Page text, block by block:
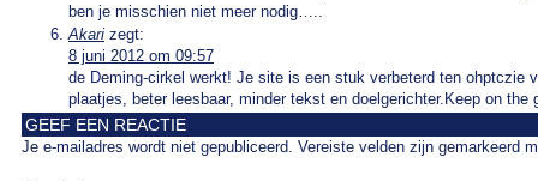
ben je misschien niet meer nodig…..
Akari zegt:
8 juni 2012 om 09:57
de Deming-cirkel werkt! Je site is een stuk verbeterd ten ohptczie
plaatjes, beter leesbaar, minder tekst en doelgerichter.Keep on the
GEEF EEN REACTIE
Je e-mailadres wordt niet gepubliceerd. Vereiste velden zijn gemarkeerd